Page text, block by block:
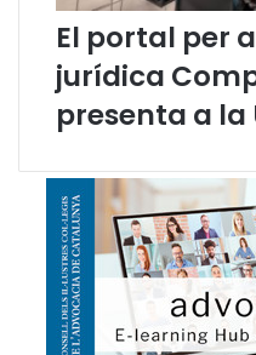
a
n
r
a
t
i
v
a
El portal per
jurídica
presenta a la